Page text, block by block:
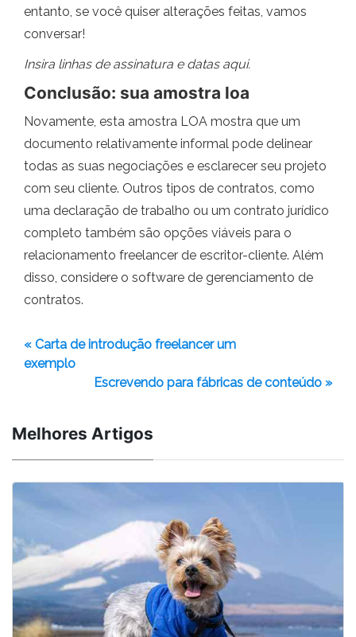
entanto, se você quiser alterações feitas, vamos
conversar!
Insira linhas de assinatura e datas aqui.
Conclusão: sua amostra loa
Novamente, esta amostra LOA mostra que um
documento relativamente informal pode delinear
todas as suas negociações e esclarecer seu projeto
com seu cliente. Outros tipos de contratos, como
uma declaração de trabalho ou um contrato jurídico
completo também são opções viáveis ​​para o
relacionamento freelancer de escritor-cliente. Além
disso, considere o software de gerenciamento de
contratos.
« Carta de introdução freelancer um
exemplo
Escrevendo para fábricas de conteúdo »
Melhores Artigos